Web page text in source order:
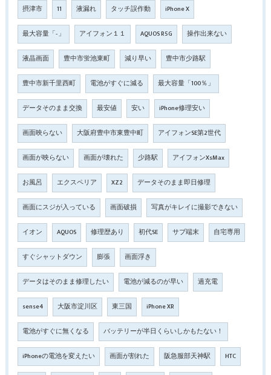
摂津市 11 液漏れ タッチ誤作動 iPhone X
最大容量「‐」 アイフォン１１ AQUOS R5G 操作出来ない
液晶画面 豊中市蛍池東町 減り早い 豊中市少路駅
豊中市新千里西町 電池がすぐに減る 最大容量「100％」
データそのまま交換 最安値 安い iPhone修理安い
画面映らない 大阪府豊中市東豊中町 アイフォンSE第2世代
画面が映らない 画面が壊れた 少路駅 アイフォンXsMax
お風呂 エクスペリア XZ2 データそのまま即日修理
画面にスジが入っている 画面破損 写真がキレイに撮影できない
イオン AQUOS 修理歴あり 初代SE サブ端末 自宅専用
すぐシャットダウン 膨張 画面浮き
データはそのまま修理したい 電池が減るのが早い 過充電
sense4 大阪市淀川区 東三国 iPhone XR
電池がすぐに無くなる バッテリーが半日くらいしかもたない！
iPhoneの電池を変えたい 画面が割れた 阪急服部天神駅 HTC